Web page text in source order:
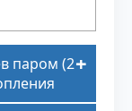
паром (2